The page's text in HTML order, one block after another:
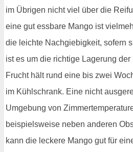
im Übrigen nicht viel über die
eine gut essbare Mango ist
die leichte Nachgiebigkeit, sofern
ist es um die richtige Lagerung
Frucht hält rund eine bis zwei
im Kühlschrank. Eine nicht
Umgebung von
beispielsweise neben anderen
kann die leckere Mango gut für